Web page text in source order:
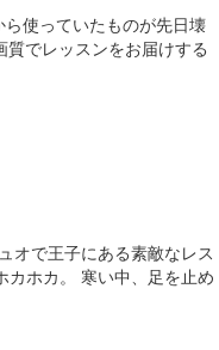
使っていたものが先日壊
でレッスンをお届けする
オで王子にある素敵なレス
カホカ。 寒い中、足を止め